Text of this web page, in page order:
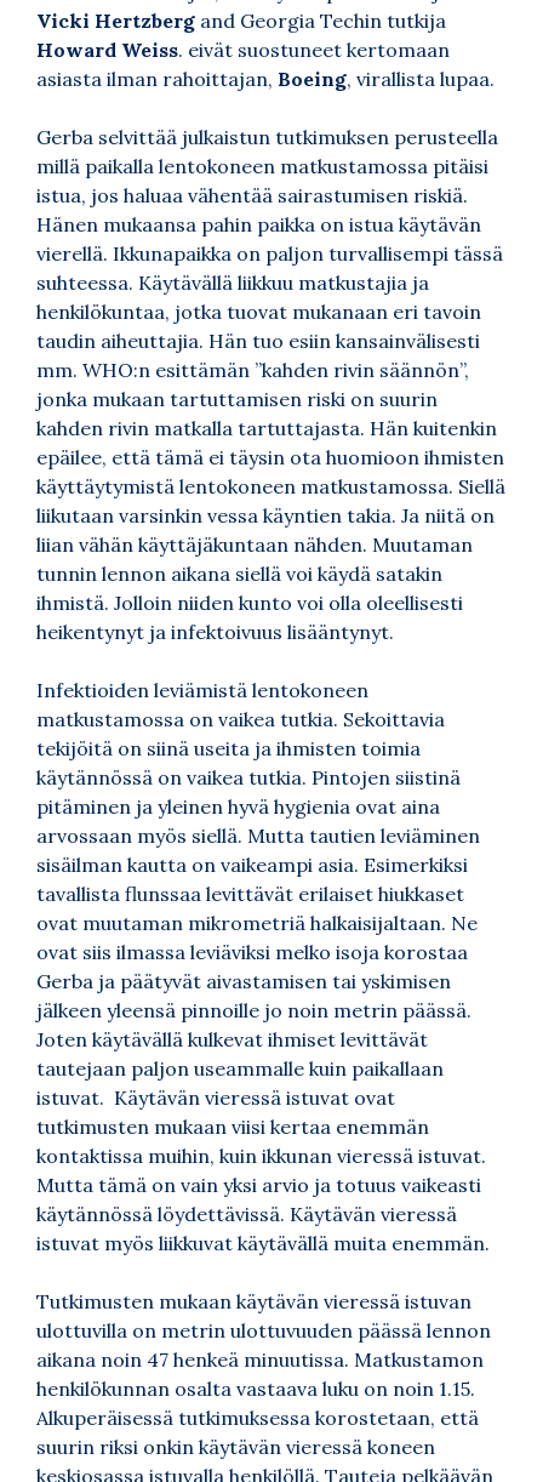
Vicki Hertzberg and Georgia Techin tutkija
Howard Weiss. eivät suostuneet kertomaan
asiasta ilman rahoittajan, Boeing, virallista lupaa.
Gerba selvittää julkaistun tutkimuksen perusteella
millä paikalla lentokoneen matkustamossa pitäisi
istua, jos haluaa vähentää sairastumisen riskiä.
Hänen mukaansa pahin paikka on istua käytävän
vierellä. Ikkunapaikka on paljon turvallisempi tässä
suhteessa. Käytävällä liikkuu matkustajia ja
henkilökuntaa, jotka tuovat mukanaan eri tavoin
taudin aiheuttajia. Hän tuo esiin kansainvälisesti
mm. WHO:n esittämän ”kahden rivin säännön”,
jonka mukaan tartuttamisen riski on suurin
kahden rivin matkalla tartuttajasta. Hän kuitenkin
epäilee, että tämä ei täysin ota huomioon ihmisten
käyttäytymistä lentokoneen matkustamossa. Siellä
liikutaan varsinkin vessa käyntien takia. Ja niitä on
liian vähän käyttäjäkuntaan nähden. Muutaman
tunnin lennon aikana siellä voi käydä satakin
ihmistä. Jolloin niiden kunto voi olla oleellisesti
heikentynyt ja infektoivuus lisääntynyt.
Infektioiden leviämistä lentokoneen
matkustamossa on vaikea tutkia. Sekoittavia
tekijöitä on siinä useita ja ihmisten toimia
käytännössä on vaikea tutkia. Pintojen siistinä
pitäminen ja yleinen hyvä hygienia ovat aina
arvossaan myös siellä. Mutta tautien leviäminen
sisäilman kautta on vaikeampi asia. Esimerkiksi
tavallista flunssaa levittävät erilaiset hiukkaset
ovat muutaman mikrometriä halkaisijaltaan. Ne
ovat siis ilmassa leviäviksi melko isoja korostaa
Gerba ja päätyvät aivastamisen tai yskimisen
jälkeen yleensä pinnoille jo noin metrin päässä.
Joten käytävällä kulkevat ihmiset levittävät
tautejaan paljon useammalle kuin paikallaan
istuvat. Käytävän vieressä istuvat ovat
tutkimusten mukaan viisi kertaa enemmän
kontaktissa muihin, kuin ikkunan vieressä istuvat.
Mutta tämä on vain yksi arvio ja totuus vaikeasti
käytännössä löydettävissä. Käytävän vieressä
istuvat myös liikkuvat käytävällä muita enemmän.
Tutkimusten mukaan käytävän vieressä istuvan
ulottuvilla on metrin ulottuvuuden päässä lennon
aikana noin 47 henkeä minuutissa. Matkustamon
henkilökunnan osalta vastaava luku on noin 1.15.
Alkuperäisessä tutkimuksessa korostetaan, että
suurin riksi onkin käytävän vieressä koneen
keskiosassa istuvalla henkilöllä. Tauteja pelkäävän